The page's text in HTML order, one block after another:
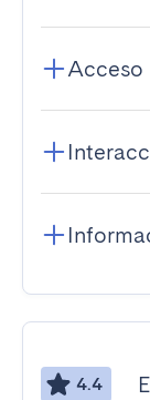
Acceso
4.4